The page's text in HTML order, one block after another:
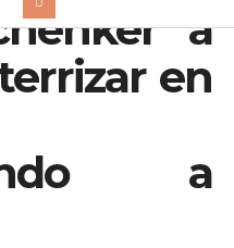
a
en
a